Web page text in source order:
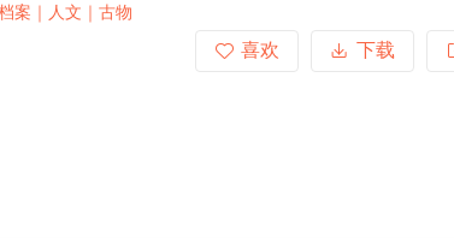
案｜人文｜古物
喜欢
下载